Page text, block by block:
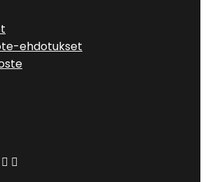
ehdotukset
 